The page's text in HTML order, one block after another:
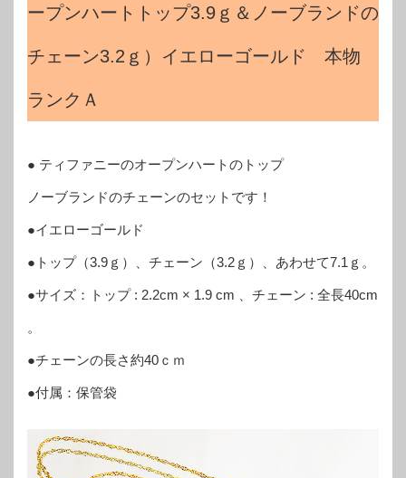
ープンハートトップ3.9ｇ＆ノーブランドの
チェーン3.2ｇ）イエローゴールド 本物
ランクＡ
● ティファニーのオープンハートのトップ
ノーブランドのチェーンのセットです！
●イエローゴールド
●トップ（3.9ｇ）、チェーン（3.2ｇ）、あわせて7.1ｇ。
●サイズ：トップ : 2.2cm × 1.9 cm 、チェーン : 全長40cm
。
●チェーンの長さ約40ｃｍ
●付属：保管袋